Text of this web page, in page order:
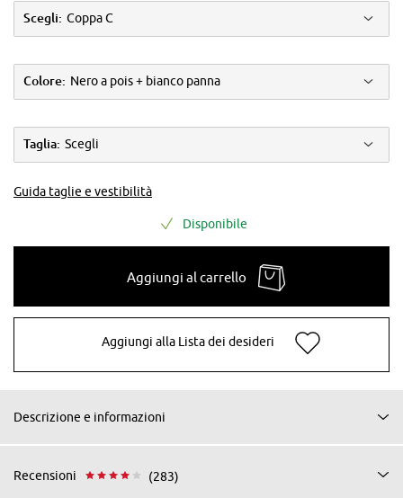
Scegli: Coppa C
Colore: Nero a pois + bianco panna
Taglia: Scegli
Guida taglie e vestibilità
Disponibile
Aggiungi al carrello
Aggiungi alla Lista dei desideri
Descrizione e informazioni
Recensioni (283)